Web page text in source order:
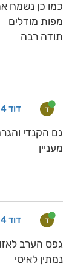
כמו כן נשמח
מפות מודלים
תודה רבה
ד דוד 4
גם הקנדי
מעניין
ד דוד 4
גפס הערב לאזור ה20 לחודש המערכת
נמתין לאיסי